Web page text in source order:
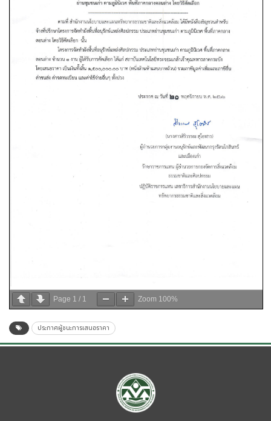
Page 1 / 1 Zoom 100%
ประกาศผู้ชนะการเสนอราคา